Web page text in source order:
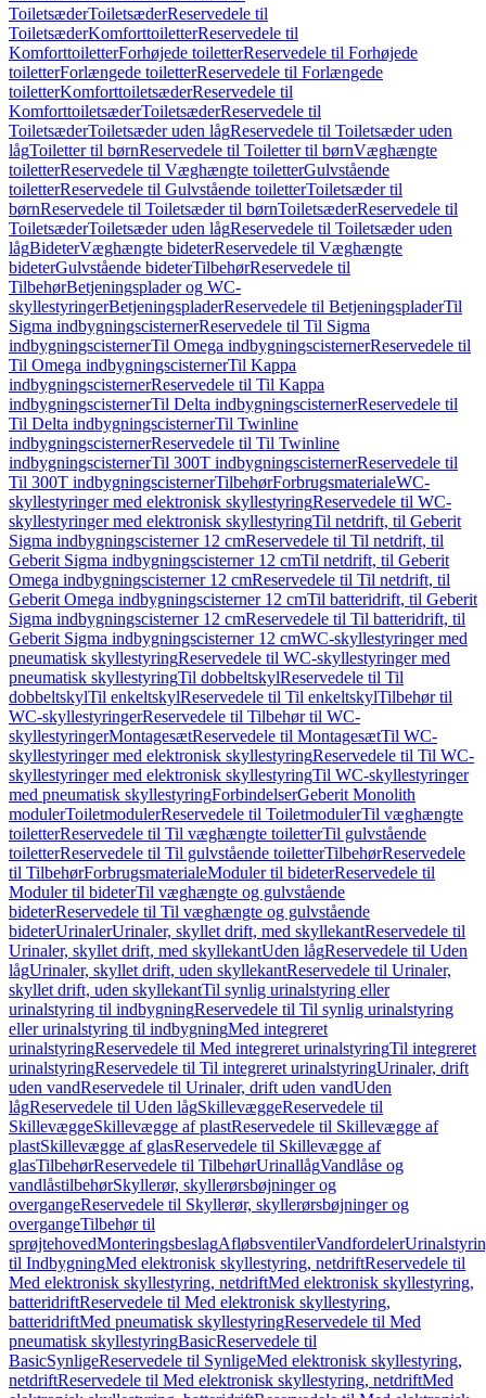
ToiletsæderToiletsæderReservedele til
ToiletsæderKomforttoiletterReservedele til
KomforttoiletterForhøjede toiletterReservedele til Forhøjede
toiletterForlængede toiletterReservedele til Forlængede
toiletterKomforttoiletsæderReservedele til
KomforttoiletsæderToiletsæderReservedele til
ToiletsæderToiletsæder uden lågReservedele til Toiletsæder uden
lågToiletter til børnReservedele til Toiletter til børnVæghængte
toiletterReservedele til Væghængte toiletterGulvstående
toiletterReservedele til Gulvstående toiletterToiletsæder til
børnReservedele til Toiletsæder til børnToiletsæderReservedele til
ToiletsæderToiletsæder uden lågReservedele til Toiletsæder uden
lågBideterVæghængte bideterReservedele til Væghængte
bideterGulvstående bideterTilbehørReservedele til
TilbehørBetjeningsplader og WC-
skyllestyringerBetjeningspladerReservedele til BetjeningspladerTil
Sigma indbygningscisternerReservedele til Til Sigma
indbygningscisternerTil Omega indbygningscisternerReservedele til
Til Omega indbygningscisternerTil Kappa
indbygningscisternerReservedele til Til Kappa
indbygningscisternerTil Delta indbygningscisternerReservedele til
Til Delta indbygningscisternerTil Twinline
indbygningscisternerReservedele til Til Twinline
indbygningscisternerTil 300T indbygningscisternerReservedele til
Til 300T indbygningscisternerTilbehørForbrugsmaterialeWC-
skyllestyringer med elektronisk skyllestyringReservedele til WC-
skyllestyringer med elektronisk skyllestyringTil netdrift, til Geberit
Sigma indbygningscisterner 12 cmReservedele til Til netdrift, til
Geberit Sigma indbygningscisterner 12 cmTil netdrift, til Geberit
Omega indbygningscisterner 12 cmReservedele til Til netdrift, til
Geberit Omega indbygningscisterner 12 cmTil batteridrift, til Geberit
Sigma indbygningscisterner 12 cmReservedele til Til batteridrift, til
Geberit Sigma indbygningscisterner 12 cmWC-skyllestyringer med
pneumatisk skyllestyringReservedele til WC-skyllestyringer med
pneumatisk skyllestyringTil dobbeltskylReservedele til Til
dobbeltskylTil enkeltskylReservedele til Til enkeltskylTilbehør til
WC-skyllestyringerReservedele til Tilbehør til WC-
skyllestyringerMontagesætReservedele til MontagesætTil WC-
skyllestyringer med elektronisk skyllestyringReservedele til Til WC-
skyllestyringer med elektronisk skyllestyringTil WC-skyllestyringer
med pneumatisk skyllestyringForbindelserGeberit Monolith
modulerToiletmodulerReservedele til ToiletmodulerTil væghængte
toiletterReservedele til Til væghængte toiletterTil gulvstående
toiletterReservedele til Til gulvstående toiletterTilbehørReservedele
til TilbehørForbrugsmaterialeModuler til bideterReservedele til
Moduler til bideterTil væghængte og gulvstående
bideterReservedele til Til væghængte og gulvstående
bideterUrinalerUrinaler, skyllet drift, med skyllekantReservedele til
Urinaler, skyllet drift, med skyllekantUden lågReservedele til Uden
lågUrinaler, skyllet drift, uden skyllekantReservedele til Urinaler,
skyllet drift, uden skyllekantTil synlig urinalstyring eller
urinalstyring til indbygningReservedele til Til synlig urinalstyring
eller urinalstyring til indbygningMed integreret
urinalstyringReservedele til Med integreret urinalstyringTil integreret
urinalstyringReservedele til Til integreret urinalstyringUrinaler, drift
uden vandReservedele til Urinaler, drift uden vandUden
lågReservedele til Uden lågSkillevæggeReservedele til
SkillevæggeSkillevægge af plastReservedele til Skillevægge af
plastSkillevægge af glasReservedele til Skillevægge af
glasTilbehørReservedele til TilbehørUrinallågVandlåse og
vandlåstilbehørSkyllerør, skyllerørsbøjninger og
overgangeReservedele til Skyllerør, skyllerørsbøjninger og
overgangeTilbehør til
sprøjtehovedMonteringsbeslagAfløbsventilerVandfordeler
til IndbygningMed elektronisk skyllestyring, netdriftReservedele til
Med elektronisk skyllestyring, netdriftMed elektronisk skyllestyring,
batteridriftReservedele til Med elektronisk skyllestyring,
batteridriftMed pneumatisk skyllestyringReservedele til Med
pneumatisk skyllestyringBasicReservedele til
BasicSynligeReservedele til SynligeMed elektronisk skyllestyring,
netdriftReservedele til Med elektronisk skyllestyring, netdriftMed